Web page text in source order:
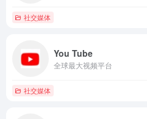
社交媒体
You Tube
全球最大视频平台
社交媒体